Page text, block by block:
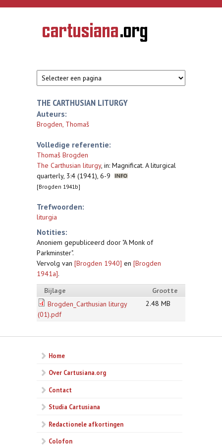
Overslaan en naar de inhoud gaan
CARTUSIANA
Geschiedenis
van de
THE CARTHUSIAN LITURGY
Auteurs:
Brogden, Thomaš
Volledige referentie:
Thomaš Brogden
The Carthusian liturgy, in: Magnificat. A liturgical
quarterly, 3:4 (1941), 6-9
[Brogden 1941b]
Trefwoorden:
liturgia
Notities:
Anoniem gepubliceerd door "A Monk of
Parkminster".
Vervolg van [Brogden 1940] en [Brogden
1941a].
Bijlage
Grootte
Brogden_Carthusian liturgy
(01).pdf
2.48 MB
Home
Over Cartusiana.org
Contact
Studia Cartusiana
Redactionele afkortingen
Colofon